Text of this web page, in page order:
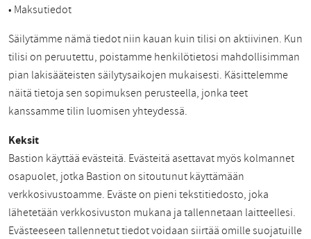
• Maksutiedot
Säilytämme nämä tiedot niin kauan kuin tilisi on aktiivinen. Kun
tilisi on peruutettu, poistamme henkilötietosi mahdollisimman
pian lakisääteisten säilytysaikojen mukaisesti. Käsittelemme
näitä tietoja sen sopimuksen perusteella, jonka teet
kanssamme tilin luomisen yhteydessä.
Keksit
Bastion käyttää evästeitä. Evästeitä asettavat myös kolmannet
osapuolet, jotka Bastion on sitoutunut käyttämään
verkkosivustoamme. Eväste on pieni tekstitiedosto, joka
lähetetään verkkosivuston mukana ja tallennetaan laitteellesi.
Evästeeseen tallennetut tiedot voidaan siirtää omille suojatuille